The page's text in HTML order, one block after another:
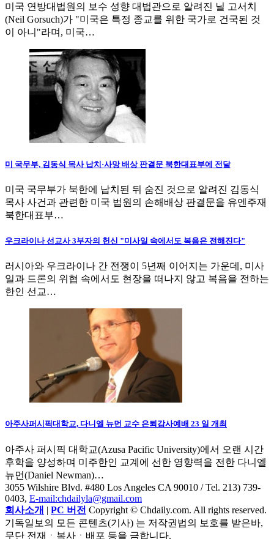
미국 연방대법원의 보수 성향 대법관으로 알려진 닐 고서치
(Neil Gorsuch)가 "미국은 특정 종교를 위한 국가로 건국된 것
이 아니"라며, 미국…
미 국무부, 김동식 목사 납치·사망 배상 판결문 북한대표부에 전달
미국 국무부가 북한에 납치된 뒤 숨진 것으로 알려진 김동식
목사 사건과 관련한 미국 법원의 손해배상 판결문을 유엔주재
북한대표부…
우크라이나 선교사 3부자의 헌신 "미사일 속에서도 복음은 전해진다"
러시아와 우크라이나 간 전쟁이 5년째 이어지는 가운데, 미사
일과 드론의 위협 속에서도 현장을 떠나지 않고 복음을 전하는
한인 선교…
아주사퍼시픽대학교, 다니엘 뉴먼 교수 은퇴감사예배 23 일 개최
아주사 퍼시픽 대학교(Azusa Pacific University)에서 오랜 시간
후학을 양성하며 미주한인 교계에 선한 영향력을 전한 다니엘
뉴먼(Daniel Newman)…
3055 Wilshire Blvd. #480 Los Angeles CA 90010 / Tel. 213) 739-
0403, E-mail:chdailyla@gmail.com
회사소개 | PC 버전 Copyright © Chdaily.com. All rights reserved.
기독일보의 모든 콘텐츠(기사) 는 저작권법의 보호를 받은바,
무단 전재ㆍ복사ㆍ배포 등을 금합니다.